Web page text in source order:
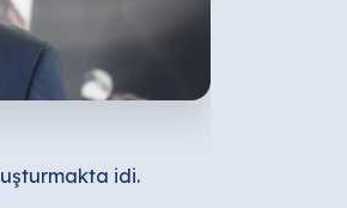
idi.